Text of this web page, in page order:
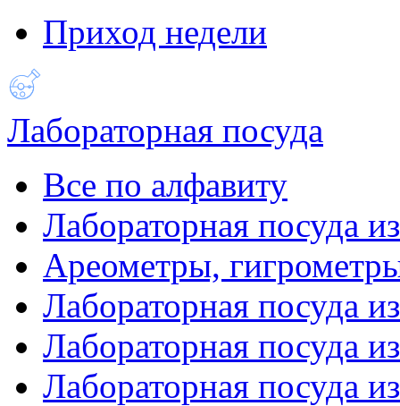
Приход недели
Лабораторная посуда
Все по алфавиту
Лабораторная посуда
Ареометры,
Лабораторная посуда
Лабораторная посуда
Лабораторная посуда